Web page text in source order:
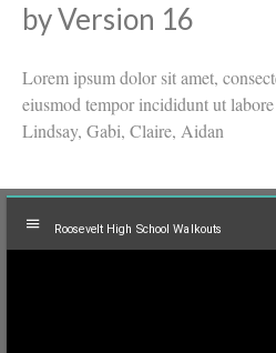
byVersion 16
Lorem ipsum dolor sit amet,
eiusmod tempor incididunt ut
Lindsay, Gabi, Claire, Aidan
Mirador
Roosevelt High School Walkouts